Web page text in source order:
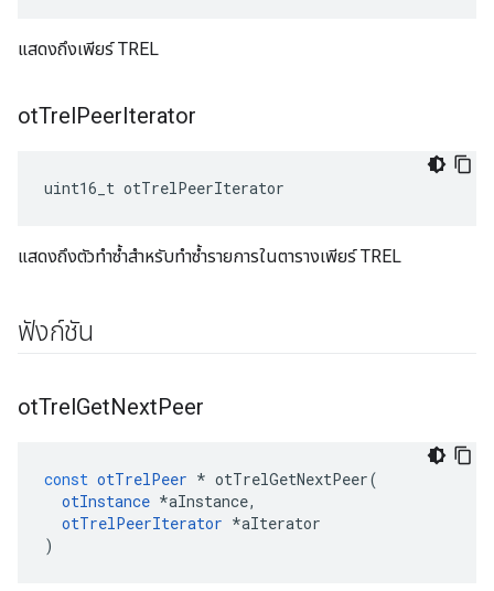
แสดงถึงเพียร์ TREL
otTrelPeerIterator
uint16_t otTrelPeerIterator
แสดงถึงตัวทำซ้ำสำหรับทำซ้ำรายการในตารางเพียร์ TREL
ฟังก์ชัน
otTrelGetNextPeer
const otTrelPeer * otTrelGetNextPeer(
otInstance *aInstance,
otTrelPeerIterator *aIterator
)